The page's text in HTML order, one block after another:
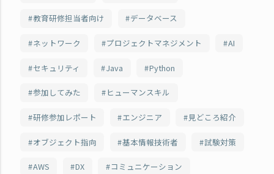
教育研修担当者向け データベース
ネットワーク プロジェクトマネジメント AI
セキュリティ Java Python
参加してみた ヒューマンスキル
研修参加レポート エンジニア 見どころ紹介
オブジェクト指向 基本情報技術者 試験対策
AWS DX コミュニケーション